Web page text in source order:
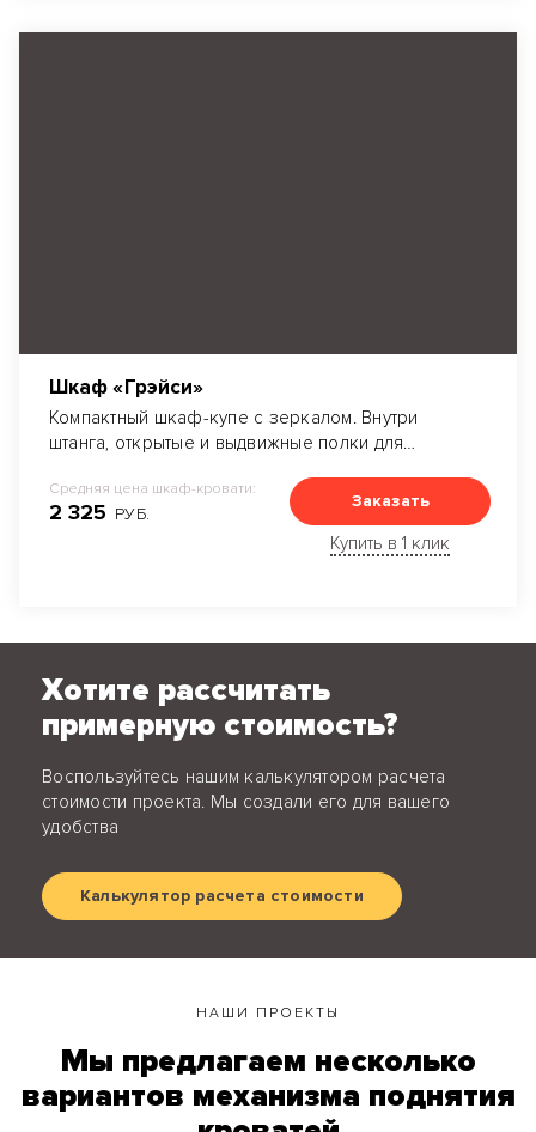
Шкаф «Грэйси»
Компактный шкаф-купе с зеркалом. Внутри
штанга, открытые и выдвижные полки для
Средняя цена шкаф-кровати:
2 325 РУБ.
Заказать
Купить в 1 клик
Хотите рассчитать
примерную стоимость?
Воспользуйтесь нашим калькулятором расчета
стоимости проекта. Мы создали его для вашего
удобства
Калькулятор расчета стоимости
НАШИ ПРОЕКТЫ
Мы предлагаем несколько
вариантов механизма поднятия